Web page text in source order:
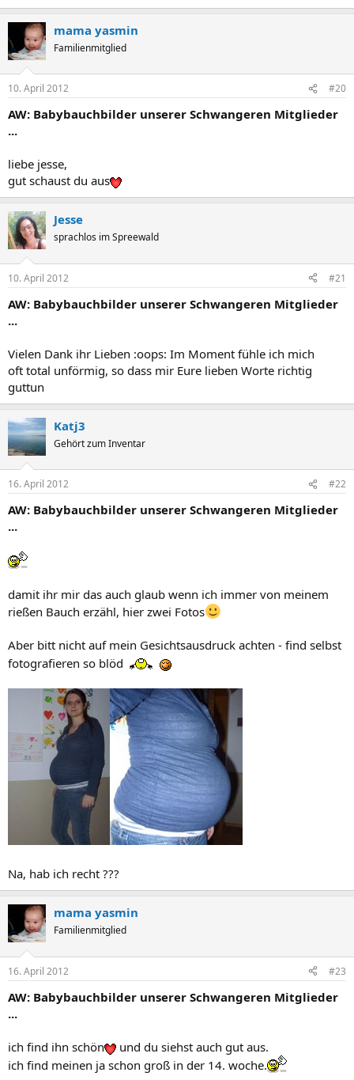
mama yasmin
Familienmitglied
10. April 2012 #20
AW: Babybauchbilder unserer Schwangeren Mitglieder
...
liebe jesse,
gut schaust du aus
Jesse
sprachlos im Spreewald
10. April 2012 #21
AW: Babybauchbilder unserer Schwangeren Mitglieder
...
Vielen Dank ihr Lieben :oops: Im Moment fühle ich mich
oft total unförmig, so dass mir Eure lieben Worte richtig
guttun
Katj3
Gehört zum Inventar
16. April 2012 #22
AW: Babybauchbilder unserer Schwangeren Mitglieder
...
damit ihr mir das auch glaub wenn ich immer von meinem
rießen Bauch erzähl, hier zwei Fotos
Aber bitt nicht auf mein Gesichtsausdruck achten - find selbst
fotografieren so blöd
Na, hab ich recht ???
mama yasmin
Familienmitglied
16. April 2012 #23
AW: Babybauchbilder unserer Schwangeren Mitglieder
...
ich find ihn schön
und du siehst auch gut aus.
ich find meinen ja schon groß in der 14. woche.